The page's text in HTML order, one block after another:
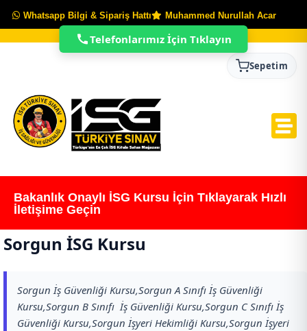
Whatsapp Bilgi & Sipariş Hattı Muhammed Nurullah Acar
Sepetim
Bakanlık Onaylı İSG Kursu İçin Tıklayarak Hızlı
İletişime Geçin
Sorgun İSG Kursu
Sorgun İş Güvenliği Kursu,Sorgun A Sınıfı İş Güvenliği
Kursu,Sorgun B Sınıfı İş Güvenliği Kursu,Sorgun C Sınıfı İş
Güvenliği Kursu,Sorgun İşyeri Hekimliği Kursu,Sorgun İşyeri
Telefonlarımız İçin Tıklayın